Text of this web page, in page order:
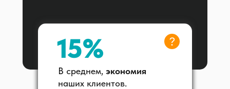
15%
В среднем, экономия
наших клиентов.